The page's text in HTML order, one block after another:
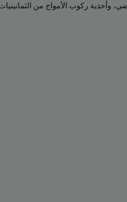
وأحذية ركوب الأمواج من